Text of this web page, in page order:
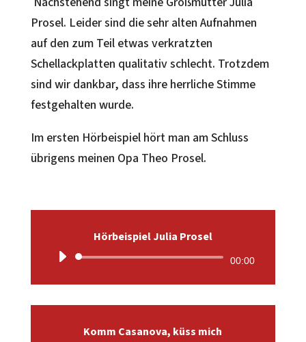
Prosel. Leider sind die sehr alten Aufnahmen
auf den zum Teil etwas verkratzten
Schellackplatten qualitativ schlecht. Trotzdem
sind wir dankbar, dass ihre herrliche Stimme
festgehalten wurde.
Im ersten Hörbeispiel hört man am Schluss
übrigens meinen Opa Theo Prosel.
Hörbeispiel Julia Prosel
Audio-
Player
00:00
Komm Casanova, küss mich